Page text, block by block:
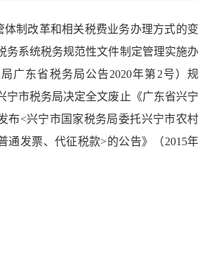
体制改革和相关税费业务办理方式的变
务系统税务规范性文件制定管理实施办
广东省税务局公告2020年第2号）规
宁市税务局决定全文废止《广东省兴宁
布<兴宁市国家税务局委托兴宁市农村
通发票、代征税款>的公告》（2015年